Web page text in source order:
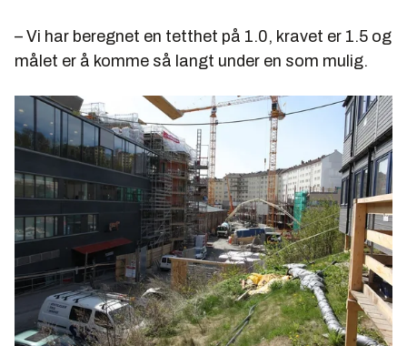
– Vi har beregnet en tetthet på 1.0, kravet er 1.5 og
målet er å komme så langt under en som mulig.